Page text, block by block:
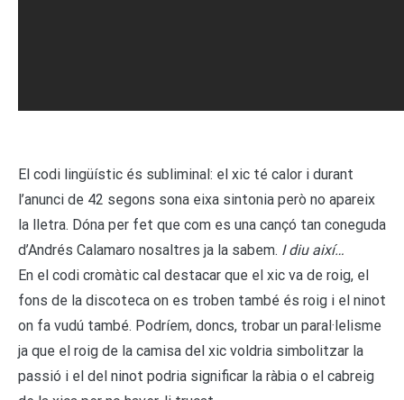
El codi lingüístic és subliminal: el xic té calor i durant
l’anunci de 42 segons sona eixa sintonia però no apareix
la lletra. Dóna per fet que com es una cançó tan coneguda
d’Andrés Calamaro nosaltres ja la sabem. I diu així…
En el codi cromàtic cal destacar que el xic va de roig, el
fons de la discoteca on es troben també és roig i el ninot
on fa vudú també. Podríem, doncs, trobar un paral·lelisme
ja que el roig de la camisa del xic voldria simbolitzar la
passió i el del ninot podria significar la ràbia o el cabreig